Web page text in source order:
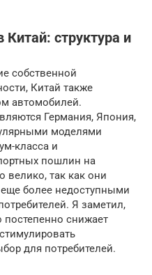
структура и
собственной
Китай также
автомобилей.
Германия, Япония,
моделями
класса и
пошлин на
велико, так как они
более недоступными
Я заметил,
постепенно снижает
для потребителей.